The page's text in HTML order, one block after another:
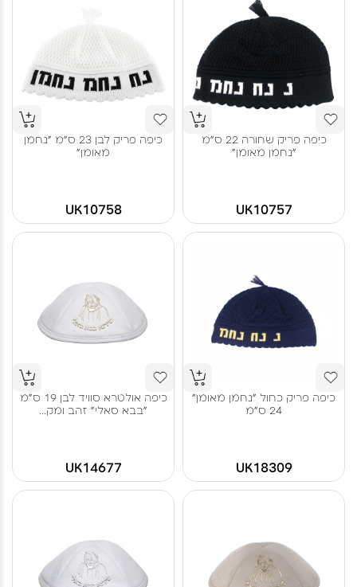
כיפה פריק שחורה 22 ס"מ
"נחמן מאומן"
UK10757
כיפה פריק לבן 23 ס"מ "נחמן
מאומן"
UK10758
כיפה פריק כחול "נחמן מאומן"
24 ס"מ
UK18309
כיפה אולטרא סוויד לבן 19 ס"מ
"בבא סאלי" זהב ומק...
UK14677